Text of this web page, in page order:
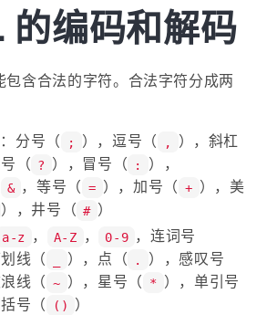
的编码和解码
包含合法的字符。合法字符分成两
分号（ ; ），逗号（
），斜杠
（ ? ），冒号（ :
），
& ，等号（ = ），加号（ + ），美
），井号（ # ）
a-z ， A-Z ， 0-9 ，连词号
线（ ），点（
），感叹号
线（ ~ ），星号（ *
），单引号
号（ () ）